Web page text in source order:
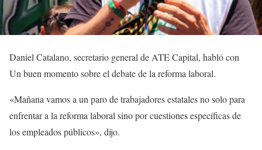
Daniel Catalano, secretario general de ATE Capital, habló con
Un buen momento sobre el debate de la reforma laboral.
«Mañana vamos a un paro de trabajadores estatales no solo para
enfrentar a la reforma laboral sino por cuestiones específicas de
los empleados públicos», dijo.